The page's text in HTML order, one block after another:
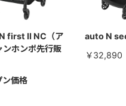
first II NC（ア
ンホンポ先行販
ン価格
auto N
￥32,890